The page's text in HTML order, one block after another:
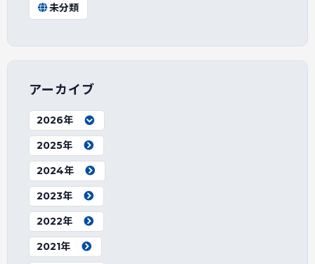
未分類
アーカイブ
2026年
2025年
2024年
2023年
2022年
2021年